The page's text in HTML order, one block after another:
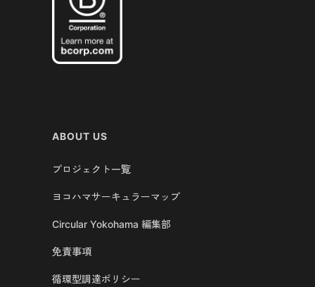
ABOUT US
プロジェクト一覧
ヨコハマサーキュラーマップ
Circular Yokohama 編集部
免責事項
循環型調達ポリシー